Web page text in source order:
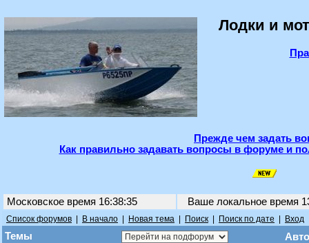
Лодки и
Прежде чем задать
Как правильно задавать вопросы в форуме и
Московское время 16:38:35 Ваше локальное время
Список форумов В начало Новая тема Поиск Поиск по дате Вход
Темы